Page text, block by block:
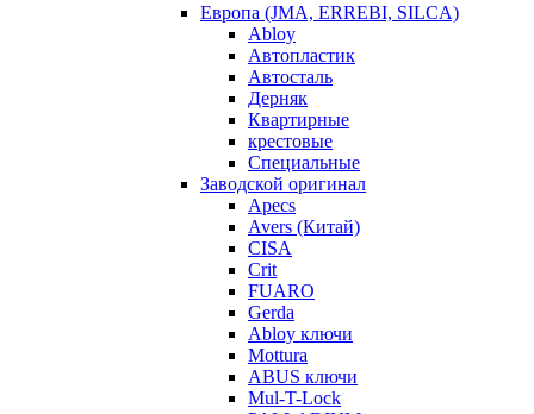
Европа (JMA, ERREBI, SILCA)
Abloy
Автопластик
Автосталь
Дерняк
Квартирные
крестовые
Специальные
Заводской оригинал
Apecs
Avers (Китай)
CISA
Crit
FUARO
Gerda
Abloy ключи
Mottura
ABUS ключи
Mul-T-Lock